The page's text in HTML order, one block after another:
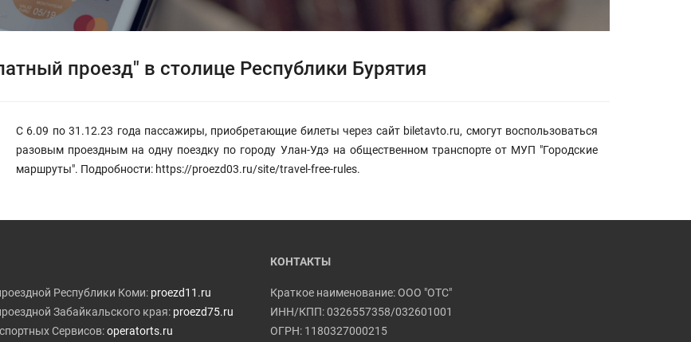
проезд" в столице Республики Бурятия
С 6.09 по 31.12.23 года пассажиры, приобретающие билеты через сайт biletavto.ru, смогут воспользоваться
разовым проездным на одну поездку по городу Улан-Удэ на общественном транспорте от МУП "Городские
маршруты". Подробности: https://proezd03.ru/site/travel-free-rules.
Республики Коми: proezd11.ru
Забайкальского края: proezd75.ru
Сервисов:operatorts.ru
КОНТАКТЫ
Краткое наименование: ООО "ОТС"
ИНН/КПП: 0326557358/032601001
ОГРН: 1180327000215